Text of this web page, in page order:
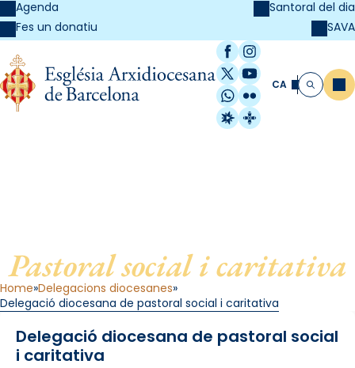
Agenda
Fes un donatiu
Santoral del dia
SAVA
Facebook
Instagram
X / Twitter
YouTube
WhatsApp
Flickr
Radio Estel
Catalunya
CA Cerca
Pastoral social i caritativa
Home Delegacions diocesanes
Delegació diocesana de pastoral social i caritativa
Delegació diocesana de pastoral social
i caritativa